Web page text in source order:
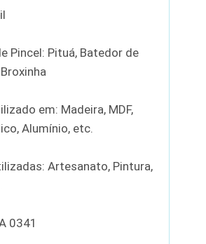
Pincel: Pituá, Batedor de
em: Madeira, MDF,
Alumínio, etc.
Artesanato, Pintura,
0341